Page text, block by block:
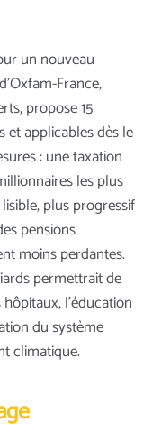
un nouveau
France,
propose 15
et applicables dès le
: une taxation
les plus
plus progressif
pensions
moins perdantes.
permettrait de
l’éducation
du système
climatique.